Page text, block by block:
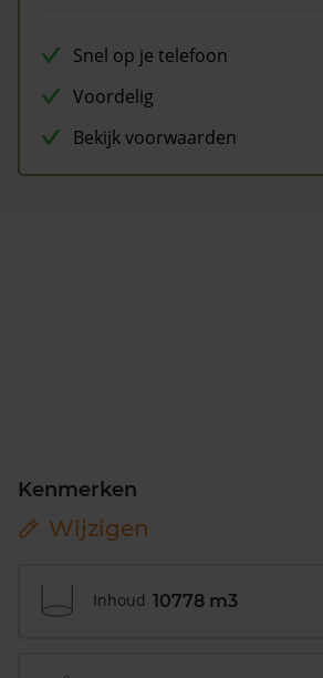
Snel op je telefoon
Voordelig
Bekijk voorwaarden
Kenmerken
Wijzigen
Inhoud 10778 m3